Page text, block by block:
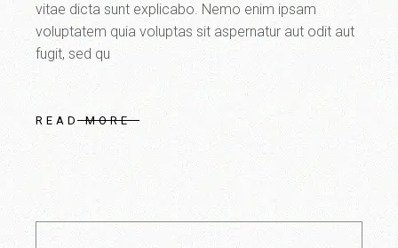
vitae dicta sunt explicabo. Nemo enim ipsam
voluptatem quia voluptas sit aspernatur aut odit aut
fugit, sed qu
READ MORE